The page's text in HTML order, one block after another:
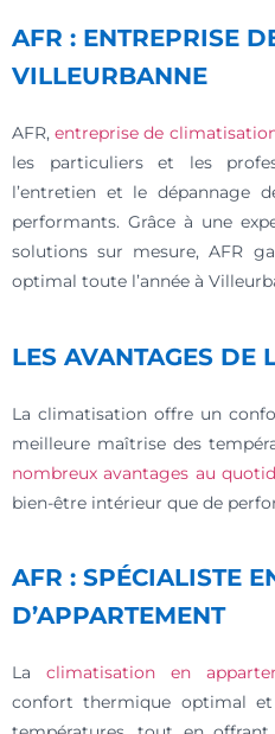
AFR : ENTREPRISE
VILLEURBANNE
AFR,entreprise de
les particuliers et les
l’entretien et le dépannage
performants. Grâce à une
solutions sur mesure, AFR
optimal toute l’année à
LES AVANTAGES DE
La climatisation offre un
meilleure maîtrise des
nombreux avantages au
bien-être intérieur que de
AFR : SPÉCIALISTE
D’APPARTEMENT
La climatisation en
confort thermique optimal